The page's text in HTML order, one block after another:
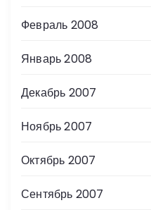
Февраль 2008
Январь 2008
Декабрь 2007
Ноябрь 2007
Октябрь 2007
Сентябрь 2007